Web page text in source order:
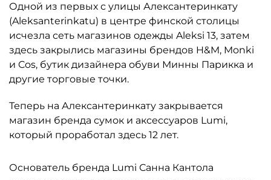
Одной из первых с улицы Алексантеринкату
(Aleksanterinkatu) в центре финской столицы
исчезла сеть магазинов одежды Aleksi 13, затем
здесь закрылись магазины брендов H&M, Monki
и Cos, бутик дизайнера обуви Минны Парикка и
другие торговые точки.
Теперь на Алексантеринкату закрывается
магазин бренда сумок и аксессуаров Lumi,
который проработал здесь 12 лет.
Основатель бренда Lumi Санна Кантола